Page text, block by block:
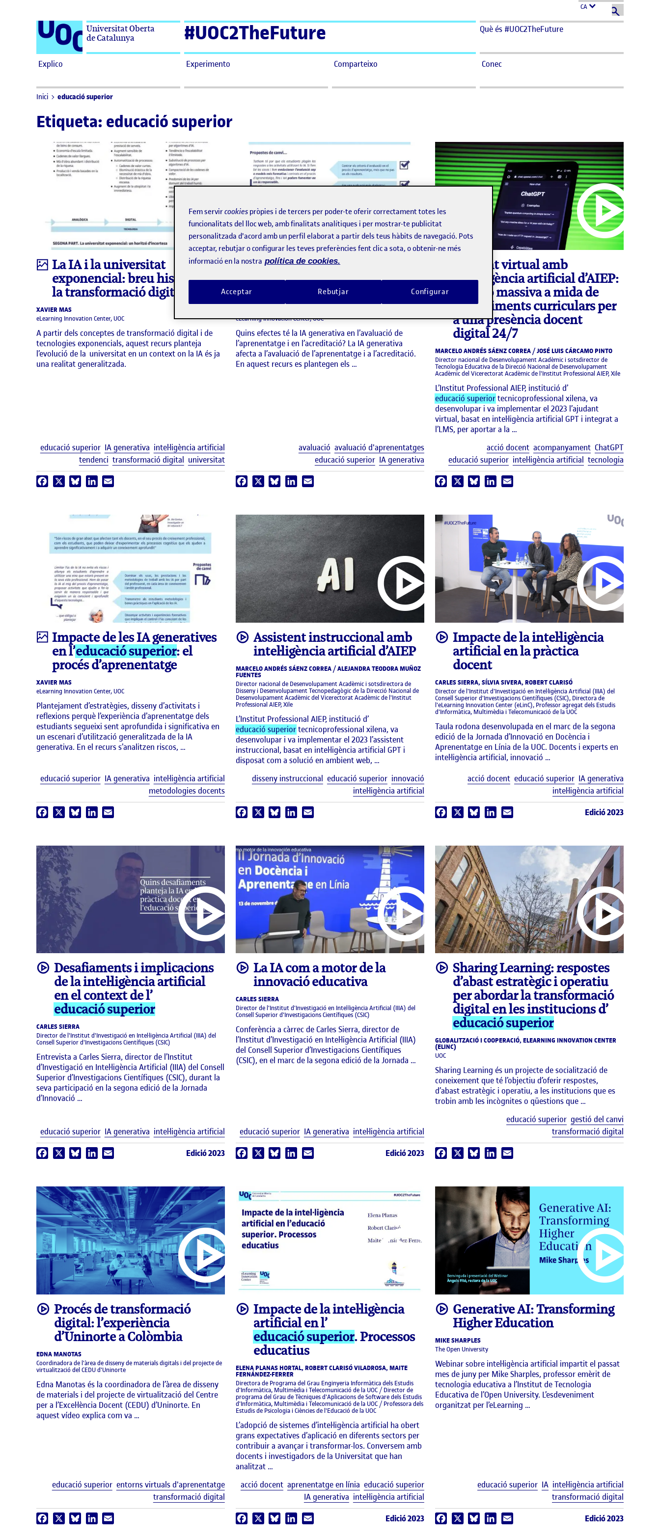
CA
Universitat Oberta
de Catalunya
#UOC2TheFuture Què és #UOC2TheFuture
Explico Experimento Comparteixo Conec
Inici educació superior
Etiqueta: educació superior
Infografia
La IA i la universitat
exponencial: breu història de
la transformació digital
XAVIER MAS
eLearning Innovation Center, UOC
A partir dels conceptes de transformació digital i de
tecnologies exponencials, aquest recurs planteja
l’evolució de la universitat en un context on la IA és ja
una realitat generalitzada.
Etiquetes
educació superior IA generativa intel·ligència artificial
tendenci transformació digital universitat
Facebook BlueskyLinkedIn
Infografia
Impacte de les IA generatives
en l’educació superior.
L’avaluació
eLearning Innovation Center, UOC
Quins efectes té la IA generativa en l’avaluació de
l’aprenentatge i en l’acreditació? La IA generativa
afecta a l’avaluació de l’aprenentatge i a l’acreditació.
En aquest recurs es plantegen els …
Etiquetes
avaluació avaluació d'aprenentatges
educació superior IA generativa
Facebook Bluesky LinkedIn
Ajudant virtual amb
intel·ligència artificial d’AIEP:
solució massiva a mida de
requeriments curriculars per
a una presència docent
digital 24/7
MARCELO ANDRÉS SÁENZ CORREA / JOSÉ LUIS CÁRCAMO PINTO
Director nacional de Desenvolupament Acadèmic i sotsdirector de
Tecnologia Educativa de la Direcció Nacional de Desenvolupament
Acadèmic del Vicerectorat Acadèmic de l'Institut Professional AIEP, Xile
L’Institut Professional AIEP, institució d’
educació superiortecnicoprofessional xilena, va
desenvolupar i va implementar el 2023 l’ajudant
virtual, basat en intel·ligència artificial GPT i integrat a
l’LMS, per aportar a la …
Etiquetes
acció docent acompanyament ChatGPT
educació superior intel·ligència artificial tecnologia
Facebook Bluesky LinkedIn
Infografia
Impacte de les IA generatives
en l’educació superior: el
procés d’aprenentatge
XAVIER MAS
eLearning Innovation Center, UOC
Plantejament d’estratègies, disseny d’activitats i
reflexions perquè l’experiència d’aprenentatge dels
estudiants segueixi sent aprofundida i significativa en
un escenari d’utilització generalitzada de la IA
generativa. En el recurs s’analitzen riscos, …
Etiquetes
educació superior IA generativa intel·ligència artificial
metodologies docents
Facebook BlueskyLinkedIn
videoAssistent instruccional amb
intel·ligència artificial d’AIEP
MARCELO ANDRÉS SÁENZ CORREA / ALEJANDRA TEODORA MUÑOZ
FUENTES
Director nacional de Desenvolupament Acadèmic i sotsdirectora de
Disseny i Desenvolupament Tecnopedagògic de la Direcció Nacional de
Desenvolupament Acadèmic del Vicerectorat Acadèmic de l'Institut
Professional AIEP, Xile
L’Institut Professional AIEP, institució d’
educació superiortecnicoprofessional xilena, va
desenvolupar i va implementar el 2023 l’assistent
instruccional, basat en intel·ligència artificial GPT i
disposat com a solució en ambient web, …
Etiquetes
disseny instruccional educació superior innovació
intel·ligència artificial
Facebook Bluesky LinkedIn
videoImpacte de la intel·ligència
artificial en la pràctica
docent
CARLES SIERRA, SÍLVIA SIVERA, ROBERT CLARISÓ
Director de l'Institut d'Investigació en Intel·ligència Artificial (IIIA) del
Consell Superior d'Investigacions Científiques (CSIC), Directora de
l'eLearning Innovation Center (eLinC), Professor agregat dels Estudis
d'Informàtica, Multimèdia i Telecomunicació de la UOC
Taula rodona desenvolupada en el marc de la segona
edició de la Jornada d’Innovació en Docència i
Aprenentatge en Línia de la UOC. Docents i experts en
intel·ligència artificial, innovació …
acció docent educació superior IA generativa
intel·ligència artificial
Facebook Bluesky LinkedIn Edició 2023
videoDesafiaments i implicacions
de la intel·ligència artificial
en el context de l’
educació superior
CARLES SIERRA
Director de l'Institut d'Investigació en Intel·ligència Artificial (IIIA) del
Consell Superior d'Investigacions Científiques (CSIC)
Entrevista a Carles Sierra, director de l’Institut
d’Investigació en Intel·ligència Artificial (IIIA) del Consell
Superior d’Investigacions Científiques (CSIC), durant la
seva participació en la segona edició de la Jornada
d’Innovació …
Etiquetes
educació superior IA generativa intel·ligència artificial
Facebook BlueskyLinkedIn Edició 2023
videoLa IA com a motor de la
innovació educativa
CARLES SIERRA
Director de l'Institut d'Investigació en Intel·ligència Artificial (IIIA) del
Consell Superior d'Investigacions Científiques (CSIC)
Conferència a càrrec de Carles Sierra, director de
l’Institut d’Investigació en Intel·ligència Artificial (IIIA)
del Consell Superior d’Investigacions Científiques
(CSIC), en el marc de la segona edició de la Jornada …
Etiquetes
educació superior IA generativa intel·ligència artificial
Facebook Bluesky LinkedIn Edició 2023
videoSharing Learning: respostes
d’abast estratègic i operatiu
per abordar la transformació
digital en les institucions d’
educació superior
GLOBALITZACIÓ I COOPERACIÓ, ELEARNING INNOVATION CENTER
(ELINC)
UOC
Sharing Learning és un projecte de socialització de
coneixement que té l’objectiu d’oferir respostes,
d’abast estratègic i operatiu, a les institucions que es
trobin amb les incògnites o qüestions que …
educació superior gestió del canvi
transformació digital
Facebook Bluesky LinkedIn
videoProcés de transformació
digital: l’experiència
d’Uninorte a Colòmbia
EDNA MANOTAS
Coordinadora de l'àrea de disseny de materials digitals i del projecte de
virtualització del CEDU d'Uninorte
Edna Manotas és la coordinadora de l’àrea de disseny
de materials i del projecte de virtualització del Centre
per a l’Excel·lència Docent (CEDU) d’Uninorte. En
aquest vídeo explica com va …
Etiquetes
educació superior entorns virtuals d'aprenentatge
transformació digital
Facebook BlueskyLinkedIn
videoImpacte de la intel·ligència
artificial en l’
educació superior. Processos
educatius
ELENA PLANAS HORTAL, ROBERT CLARISÓ VILADROSA, MAITE
FERNÁNDEZ-FERRER
Directora de Programa del Grau Enginyeria Informàtica dels Estudis
d'Informàtica, Multimèdia i Telecomunicació de la UOC / Director de
programa del Grau de Tècniques d'Aplicacions de Software dels Estudis
d'Informàtica, Multimèdia i Telecomunicació de la UOC / Professora dels
Estudis de Psicologia i Ciències de l'Educació de la UOC
L’adopció de sistemes d’intel·ligència artificial ha obert
grans expectatives d’aplicació en diferents sectors per
contribuir a avançar i transformar-los. Conversem amb
docents i investigadors de la Universitat que han
analitzat …
Etiquetes
acció docent aprenentatge en línia educació superior
IA generativa intel·ligència artificial
Facebook Bluesky LinkedIn Edició 2023
videoGenerative AI: Transforming
Higher Education
MIKE SHARPLES
The Open University
Webinar sobre intel·ligència artificial impartit el passat
mes de juny per Mike Sharples, professor emèrit de
tecnologia educativa a l’Institut de Tecnologia
Educativa de l’Open University. L’esdeveniment
organitzat per l’eLearning …
educació superior IA intel·ligència artificial
transformació digital
Facebook Bluesky LinkedIn Edició 2023
Fem servircookies pròpies i de tercers per poder-te oferir correctament totes les
funcionalitats del lloc web, amb finalitats analítiques i per mostrar-te publicitat
personalitzada d'acord amb un perfil elaborat a partir dels teus hàbits de navegació. Pots
acceptar, rebutjar o configurar les teves preferències fent clic a sota, o obtenir-ne més
informació en la nostra política de cookies.
Rebutjar
Acceptar Configurar